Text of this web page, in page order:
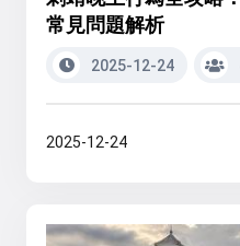
常見問題解析
2025-12-24
2025-12-24